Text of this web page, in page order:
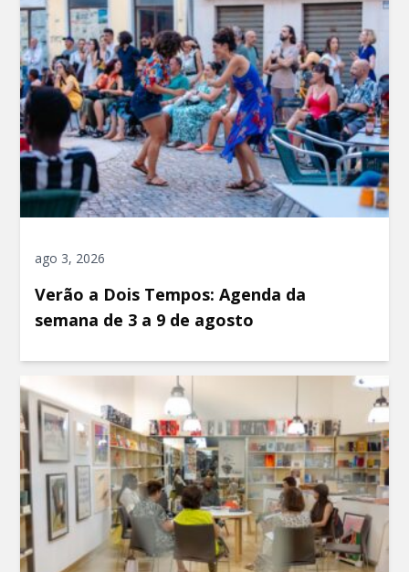
ago 3, 2026
Verão a Dois Tempos: Agenda da
semana de 3 a 9 de agosto